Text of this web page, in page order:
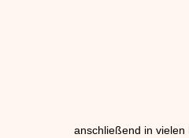
anschließend in vielen